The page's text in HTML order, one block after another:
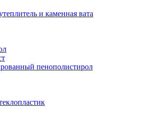
и каменная вата
пенополистирол